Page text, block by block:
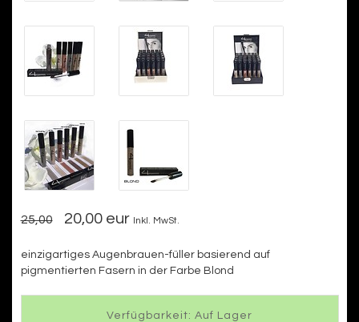
25,00 20,00 eur Inkl. MwSt.
einzigartiges Augenbrauen-füller basierend auf
pigmentierten Fasern in der Farbe Blond
Verfügbarkeit: Auf Lager